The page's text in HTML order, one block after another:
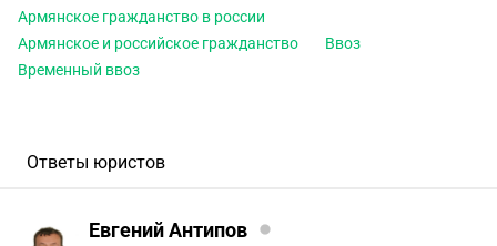
Армянское гражданство в россии
Армянское и российское гражданство
Ввоз
Временный ввоз
Ответы юристов
Евгений Антипов